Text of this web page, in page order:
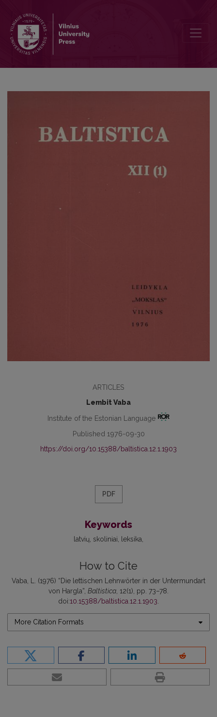
ARTICLES
Lembit Vaba
Institute of the Estonian Language
Published 1976-09-30
https://doi.org/10.15388/baltistica.12.1.1903
PDF
Keywords
latvių skoliniai leksika
How to Cite
Vaba, L. (1976) “Die lettischen Lehnwörter in der Untermundart
von Hargla”, Baltistica , 12(1), pp. 73–78.
doi:10.15388/baltistica.12.1.1903
More Citation Formats